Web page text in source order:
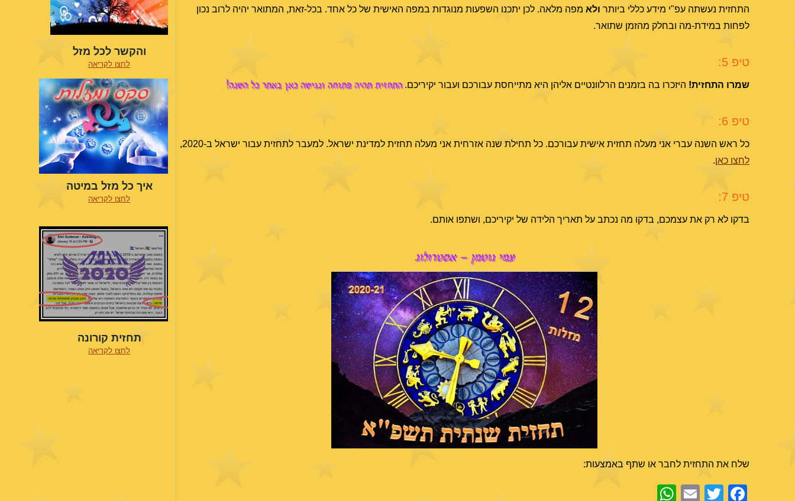
התחזית נעשתה עפ"י מידע כללי ביותר ולא מפה מלאה. לכן יתכנו השפעות מנוגדות במפה האישית של כל אחד. בכל-זאת, המתואר יהיה לרוב נכון
לפחות במידת-מה ובחלק מהזמן שתואר.
טיפ 5:
שמרו התחזית! היזכרו בה בזמנים הרלוונטיים אליהן היא מתייחסת עבורכם ועבור יקיריכם.התחזית תהיה פתוחה ונגישה כאן באתר כל השנה!
טיפ 6:
כל ראש השנה עברי אני מעלה תחזית אישית עבורכם. כל תחילת שנה אזרחית אני מעלה תחזית למדינת ישראל. למעבר לתחזית עבור ישראל ב-2020,
לחצו כאן.
טיפ 7:
בדקו לא רק את עצמכם, בדקו מה נכתב על תאריך הלידה של יקיריכם, ושתפו אותם.
עמי גוטמן – אסטרולוג
שלח את התחזית לחבר או שתף באמצעות:
Facebook
Twitter
Email
והקשר לכל מזל
לחצו לקריאה
איך כל מזל במיטה
לחצו לקריאה
תחזית קורונה
לחצו לקריאה